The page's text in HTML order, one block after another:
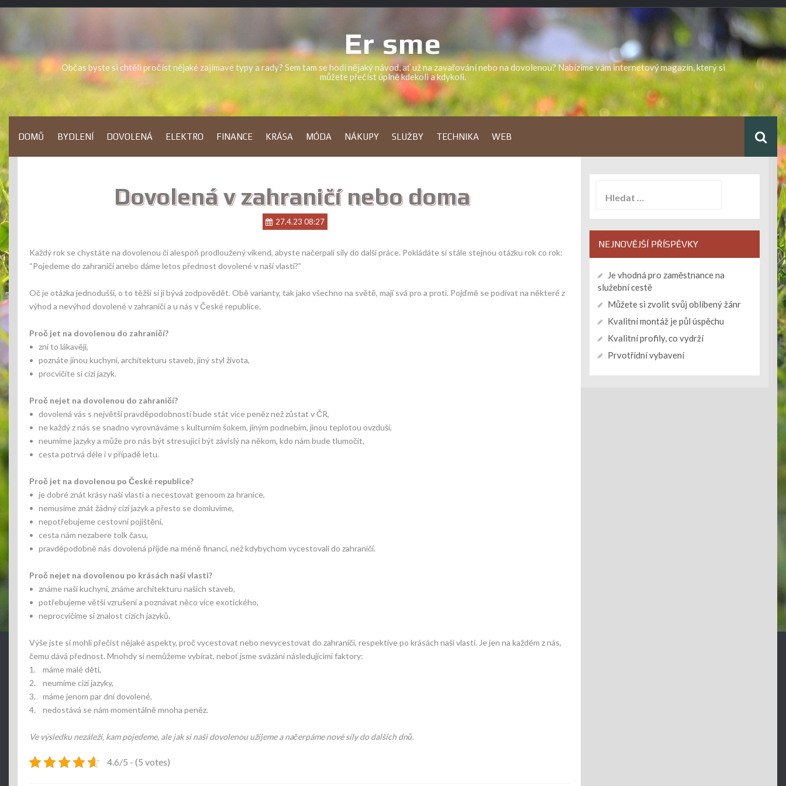
Skip
Er sme
Občas byste si chtěli pročíst nějaké zajímavé typy a rady? Sem tam se hodí nějaký návod, ať už na zavařování nebo na dovolenou? Nabízíme vám internetový magazín, který si
můžete přečíst úplně kdekoli a kdykoli.
DOMŮ BYDLENÍ DOVOLENÁ ELEKTRO FINANCE KRÁSA MÓDA NÁKUPY SLUŽBY TECHNIKA WEB
Dovolená v zahraničí nebo doma
27.4.23 08:27
Každý rok se chystáte na dovolenou či alespoň prodloužený víkend, abyste načerpali síly do další práce. Pokládáte si stále stejnou otázku rok co rok:
“Pojedeme do zahraničí anebo dáme letos přednost dovolené v naší vlasti?”
Oč je otázka jednodušší, o to těžší si ji bývá zodpovědět. Obě varianty, tak jako všechno na světě, mají svá pro a proti. Pojďmě se podívat na některé z
výhod a nevýhod dovolené v zahraničí a u nás v České republice.
Proč jet na dovolenou do zahraničí?
• zní to lákavěji,
• poznáte jinou kuchyni, architekturu staveb, jiný styl života,
• procvičíte si cizí jazyk.
Proč nejet na dovolenou do zahraničí?
• dovolená vás s největší pravděpodobností bude stát více peněz než zůstat v ČR,
• ne každý z nás se snadno vyrovnáváme s kulturním šokem, jiným podnebím, jinou teplotou ovzduší,
• neumíme jazyky a může pro nás být stresující být závislý na někom, kdo nám bude tlumočit,
• cesta potrvá déle i v případě letu.
Proč jet na dovolenou po České republice?
• je dobré znát krásy naší vlasti a necestovat genoom za hranice,
• nemusíme znát žádný cizí jazyk a přesto se domluvíme,
• nepotřebujeme cestovní pojištění,
• cesta nám nezabere tolk času,
• pravděpodobně nás dovolená přijde na méně financí, než kdybychom vycestovali do zahraničí.
Proč nejet na dovolenou po krásách naší vlasti?
• známe naši kuchyni, známe architekturu našich staveb,
• potřebujeme větší vzrušení a poznávat něco více exotického,
• neprocvičíme si znalost cizích jazyků.
Výše jste si mohli přečíst nějaké aspekty, proč vycestovat nebo nevycestovat do zahraničí, respektive po krásách naší vlasti. Je jen na každém z nás,
čemu dává přednost. Mnohdy si nemůžeme vybírat, neboť jsme svázáni následujícími faktory:
1. máme malé děti,
2. neumíme cizí jazyky,
3. máme jenom par dní dovolené,
4. nedostává se nám momentálně mnoha peněz.
Ve výsledku nezáleží, kam pojedeme, ale jak si naši dovolenou užijeme a načerpáme nové síly do dalších dnů.
4.6/5 - (5 votes)
NEJNOVĚJŠÍ PŘÍSPĚVKY
Je vhodná pro zaměstnance na
služební cestě
Můžete si zvolit svůj oblíbený žánr
Kvalitní montáž je půl úspěchu
Kvalitní profily, co vydrží
Prvotřídní vybavení